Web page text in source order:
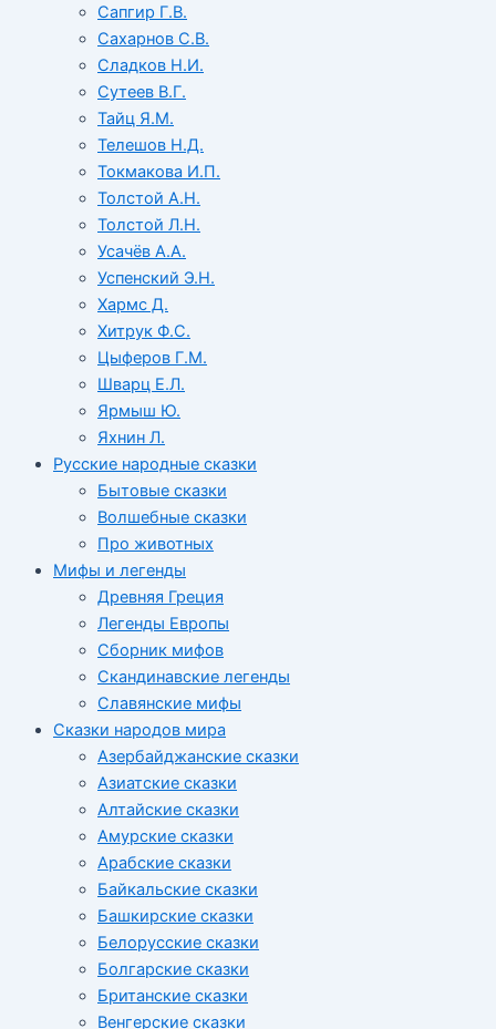
Сапгир Г.В.
Сахарнов С.В.
Сладков Н.И.
Сутеев В.Г.
Тайц Я.М.
Телешов Н.Д.
Токмакова И.П.
Толстой А.Н.
Толстой Л.Н.
Усачёв А.А.
Успенский Э.Н.
Хармс Д.
Хитрук Ф.С.
Цыферов Г.М.
Шварц Е.Л.
Ярмыш Ю.
Яхнин Л.
Русские народные сказки
Бытовые сказки
Волшебные сказки
Про животных
Мифы и легенды
Древняя Греция
Легенды Европы
Сборник мифов
Скандинавские легенды
Славянские мифы
Сказки народов мира
Азербайджанские сказки
Азиатские сказки
Алтайские сказки
Амурские сказки
Арабские сказки
Байкальские сказки
Башкирские сказки
Белорусские сказки
Болгарские сказки
Британские сказки
Венгерские сказки